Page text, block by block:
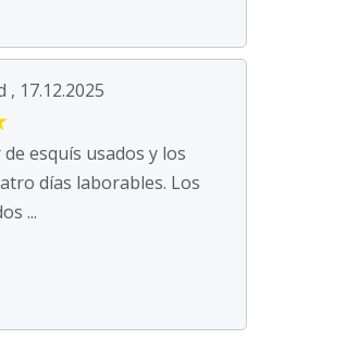
, 17.12.2025
esquís usados y los
días laborables. Los
...